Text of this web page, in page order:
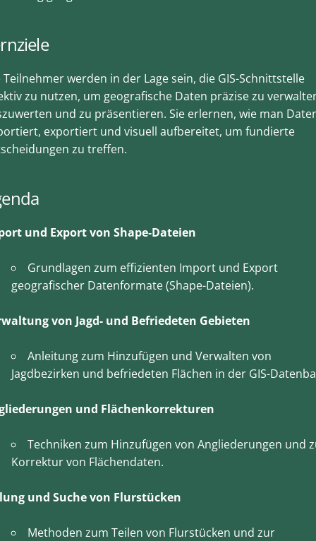
Teilnehmer werden in der Lage sein, die GIS-Schnittstelle
zu nutzen, um geografische Daten präzise zu
und zu präsentieren. Sie erlernen, wie man
exportiert und visuell aufbereitet, um fundierte
zu treffen.
und Export von Shape-Dateien
Grundlagen zum effizienten Import und Export
geografischer Datenformate (Shape-Dateien).
von Jagd- und Befriedeten Gebieten
Anleitung zum Hinzufügen und Verwalten von
Jagdbezirken und befriedeten Flächen in der GIS-
und Flächenkorrekturen
Techniken zum Hinzufügen von Angliederungen und
Korrektur von Flächendaten.
und Suche von Flurstücken
Methoden zum Teilen von Flurstücken und zur